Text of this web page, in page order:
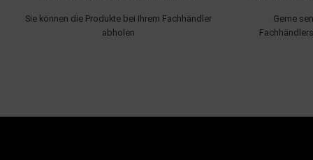
Sie können die Produkte bei Ihrem Fachhändler
abholen
Gerne